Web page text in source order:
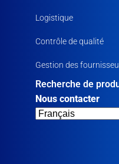
Logistique
Contrôle de qualité
Gestion des
Recherche de
Nous contacter